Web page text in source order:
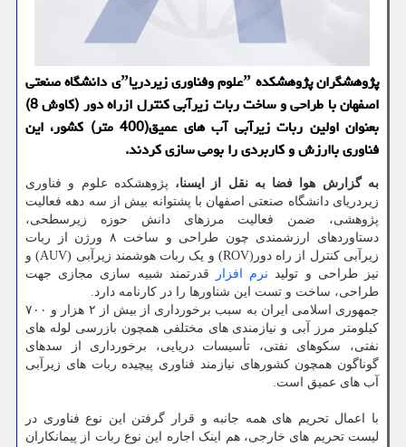
پژوهشگران پژوهشکده ˮعلوم وفناوری زیردریاˮی دانشگاه صنعتی
اصفهان با طراحی و ساخت ربات زیرآبی کنترل ازراه دور (کاوش 8)
بعنوان اولین ربات زیرآبی آب های عمیق(400 متر) کشور، این
فناوری باارزش و کاربردی را بومی سازی کردند.
به گزارش هوا فضا به نقل از ایسنا، پژوهشکده علوم و فناوری
زیردریای دانشگاه صنعتی اصفهان با پشتوانه بیش از سه دهه فعالیت
پژوهشی، ضمن فعالیت مرزهای دانش حوزه زیرسطحی،
دستاوردهای ارزشمندی چون طراحی و ساخت ۸ ورژن از ربات
زیرآبی کنترل از راه دور(ROV) و یک ربات هوشمند زیرآبی (AUV) و
نیز طراحی و تولید نرم افزار
قدرتمند شبیه سازی مجازی جهت
طراحی، ساخت و تست این شناورها را در کارنامه دارد.
جمهوری اسلامی ایران به سبب برخورداری از بیش از ۲ هزار و ۷۰۰
کیلومتر مرز آبی و نیازمندی های مختلفی همچون بازرسی لوله های
نفتی، سکوهای نفتی، تأسیسات دریایی، برخورداری از سدهای
گوناگون همچون کشورهای نیازمند فناوری پیچیده ربات های زیرآبی
آب های عمیق است.
با اعمال تحریم های همه جانبه و قرار گرفتن این نوع فناوری در
لیست تحریم های خارجی، هم اینک اجاره این نوع ربات از پیمانکاران